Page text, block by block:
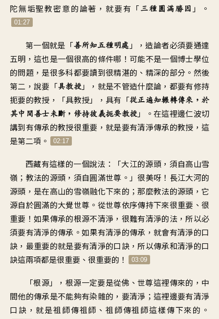
陀無垢聖教密意的論著，就要有「 三種圓滿勝因 」。
01:27
第一個就是「善所知五種明處 」，造論者必須要通達
五明，這也是一個很高的條件哪！可能不是一個博士學位
的問題，是很多科都要讀到很精湛的、精深的部分。然後
第二，說要「具教授 」，就是不管造什麼論，都要有修持
扼要的教授，「具教授」，具有「從正遍知輾轉傳來，於
其中間善士未斷，修持彼義扼要教授 」。在這裡邊仁波切
講到有傳承的教授很重要，就是要有清淨傳承的教授，這
是第二項。
02:17
西藏有這樣的一個說法：「大江的源頭，須自高山雪
嶺；教法的源頭，須自圓滿世尊。」很美呀！長江大河的
源頭，是在高山的雪嶺融化下來的；那麼教法的源頭，它
源自於圓滿的大覺世尊。從世尊依序傳持下來很重要、很
重要！如果傳承的根源不清淨，很難有清淨的法，所以必
須要有清淨的傳承。如果有清淨的傳承，就會有清淨的口
訣，最重要的就是要有清淨的口訣，所以傳承和清淨的口
訣這兩項都是很重要、很重要的！
03:09
「根源」，根源一定要是從佛、世尊這裡傳來的，中
間他的傳承是不能夠有染雜的，要清淨；這裡邊要有清淨
口訣，就是祖師傳祖師、祖師傳祖師這樣傳下來的。